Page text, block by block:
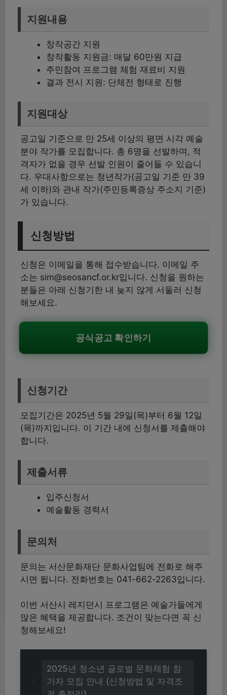
지원내용
창작공간 지원
창작활동 지원금: 매달 60만원 지급
주민참여 프로그램 체험 재료비 지원
결과 전시 지원: 단체전 형태로 진행
지원대상
공고일 기준으로 만 25세 이상의 평면 시각 예술
분야 작가를 모집합니다. 총 6명을 선발하며, 적
격자가 없을 경우 선발 인원이 줄어들 수 있습니
다. 우대사항으로는 청년작가(공고일 기준 만 39
세 이하)와 관내 작가(주민등록증상 주소지 기준)
가 있습니다.
신청방법
신청은 이메일을 통해 접수받습니다. 이메일 주
소는 sim@seosancf.or.kr입니다. 신청을 원하는
분들은 아래 신청기한 내 늦지 않게 서둘러 신청
해보세요.
공식공고 확인하기
신청기간
모집기간은 2025년 5월 29일(목)부터 6월 12일
(목)까지입니다. 이 기간 내에 신청서를 제출해야
합니다.
제출서류
입주신청서
예술활동 경력서
문의처
문의는 서산문화재단 문화사업팀에 전화로 해주
시면 됩니다. 전화번호는 041-662-2263입니다.
이번 서산시 레지던시 프로그램은 예술가들에게
많은 혜택을 제공합니다. 조건이 맞는다면 꼭 신
청해보세요!
2025년 청소년 글로벌 문화체험 참
가자 모집 안내 (신청방법 및 자격조